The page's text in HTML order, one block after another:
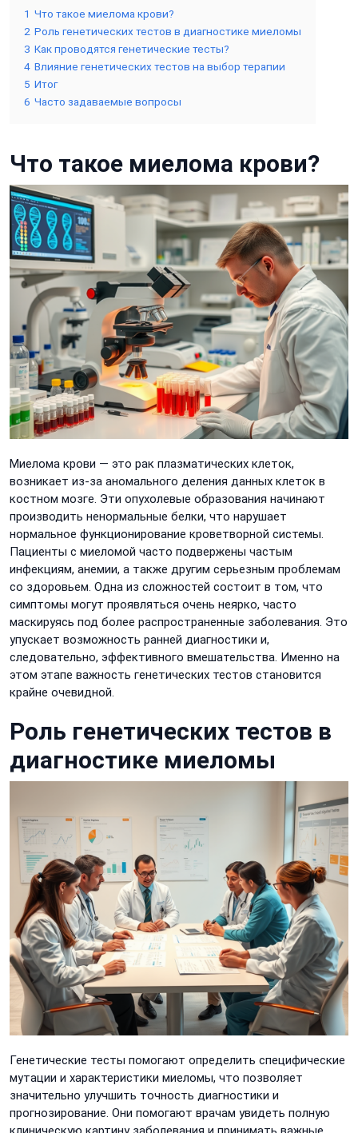
1 Что такое миелома крови?
2 Роль генетических тестов в диагностике миеломы
3 Как проводятся генетические тесты?
4 Влияние генетических тестов на выбор терапии
5 Итог
6 Часто задаваемые вопросы
Что такое миелома крови?
Миелома крови — это рак плазматических клеток,
возникает из-за аномального деления данных клеток в
костном мозге. Эти опухолевые образования начинают
производить ненормальные белки, что нарушает
нормальное функционирование кроветворной системы.
Пациенты с миеломой часто подвержены частым
инфекциям, анемии, а также другим серьезным проблемам
со здоровьем. Одна из сложностей состоит в том, что
симптомы могут проявляться очень неярко, часто
маскируясь под более распространенные заболевания. Это
упускает возможность ранней диагностики и,
следовательно, эффективного вмешательства. Именно на
этом этапе важность генетических тестов становится
крайне очевидной.
Роль генетических тестов в
диагностике миеломы
Генетические тесты помогают определить специфические
мутации и характеристики миеломы, что позволяет
значительно улучшить точность диагностики и
прогнозирование. Они помогают врачам увидеть полную